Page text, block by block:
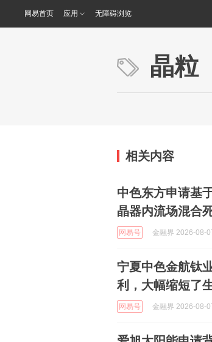
网易首页 应用 无障碍浏览
晶粒
相关内容
中色东方申请基
晶器内流场混合
网易号 金融界 2026-08-
宁夏中色金航钛
利，大幅缩短了
网易号 金融界 2026-08-